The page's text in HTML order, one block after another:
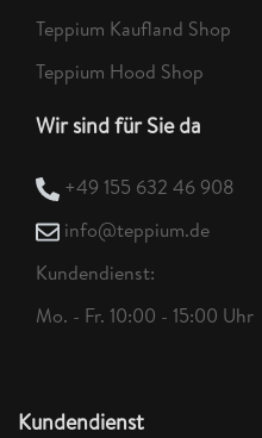
Teppium Kaufland Shop
Teppium Hood Shop
Wir sind für Sie da
+49 155 632 46 908
info@teppium.de
Kundendienst:
Mo. - Fr. 10:00 - 15:00 Uhr
Kundendienst